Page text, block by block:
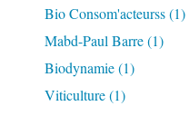
Bio Consom'acteurss(1)
Mabd-Paul Barre(1)
Biodynamie(1)
Viticulture(1)